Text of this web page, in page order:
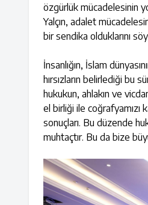
özgürlük mücadelesinin
Yalçın, adalet
bir sendika olduklarını
İnsanlığın, İslam
hırsızların belirlediği bu
hukukun, ahlakın ve
el birliği ile coğrafyamızı
sonuçları. Bu düzende
muhtaçtır. Bu da bize